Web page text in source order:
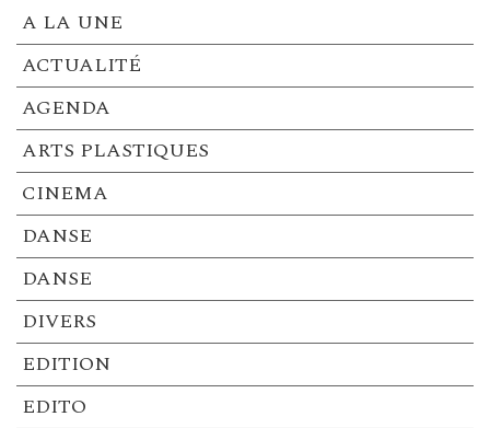
A LA UNE
ACTUALITÉ
AGENDA
ARTS PLASTIQUES
CINEMA
DANSE
DANSE
DIVERS
EDITION
EDITO